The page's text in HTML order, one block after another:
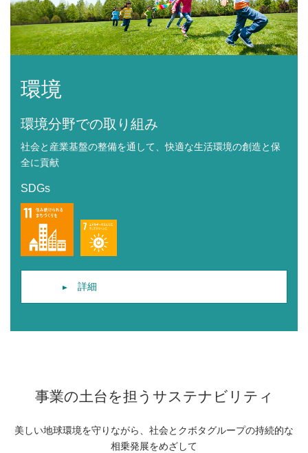
環境
環境分野での取り組み
社会と産業基盤の整備を通して、快適な生活環境の創造と保
全に貢献
SDGs
詳細
事業の土台を担うサステナビリティ
美しい地球環境を守りながら、社会とクボタグループの持続的な
相乗発展をめざして